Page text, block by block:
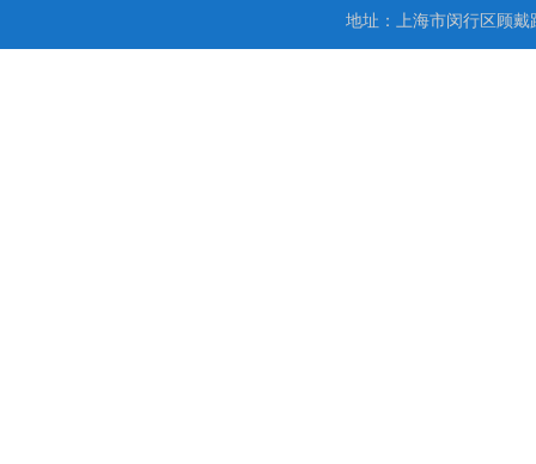
地址：上海市闵行区顾